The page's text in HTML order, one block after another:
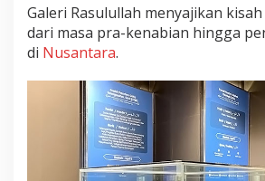
n
g
a
l
K
i
s
a
Galeri Rasulullah menyajikan kisah
dari masa pra-kenabian hingga
di Nusantara.